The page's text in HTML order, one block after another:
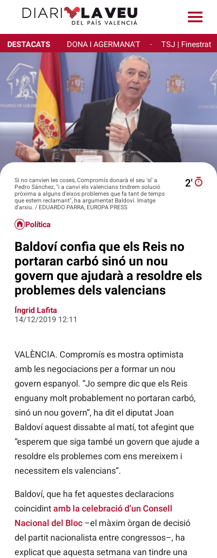
DESTACATS DONA I AGERMANA'T · TSJ | Finestrat
Si no canvien les coses, Compromís donarà el seu 'sí' a
Pedro Sánchez, "i a canvi els valencians tindrem solució
pròxima a alguns d'eixos problemes que fa tant de temps
que estem reclamant", ha argumentat Baldoví. Imatge
d'arxiu. / EDUARDO PARRA, EUROPA PRESS
2′
Política
Baldoví confia que els Reis no
portaran carbó sinó un nou
govern que ajudarà a resoldre els
problemes dels valencians
Íngrid Lafita
14/12/2019 12:11
VALÈNCIA. Compromís es mostra optimista
amb les negociacions per a formar un nou
govern espanyol. “Jo sempre dic que els Reis
enguany molt probablement no portaran carbó,
sinó un nou govern”, ha dit el diputat Joan
Baldoví aquest dissabte al matí, tot afegint que
“esperem que siga també un govern que ajude a
resoldre els problemes com ens mereixem i
necessitem els valencians”.
Baldoví, que ha fet aquestes declaracions
coincidintamb la celebració d’un Consell
Nacional del Bloc –el màxim òrgan de decisió
del partit nacionalista entre congressos–, ha
explicat que aquesta setmana van tindre una